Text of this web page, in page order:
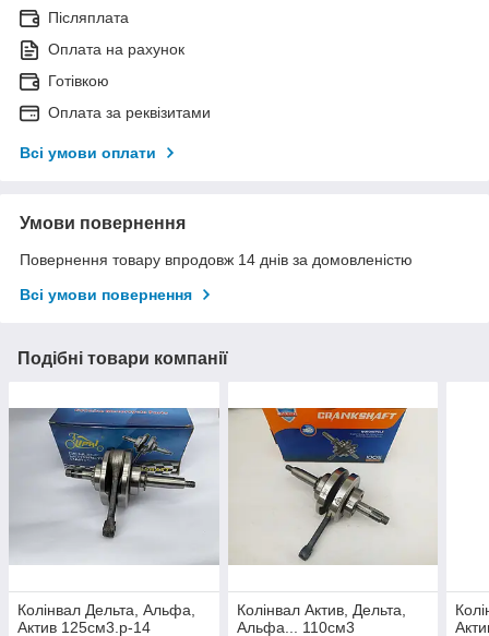
Післяплата
Оплата на рахунок
Готівкою
Оплата за реквізитами
Всі умови оплати
Умови повернення
Повернення товару впродовж 14 днів за домовленістю
Всі умови повернення
Подібні товари компанії
Колінвал Дельта, Альфа,
Актив 125см3.p-14
Колінвал Aктив, Дельта,
Альфа... 110см3